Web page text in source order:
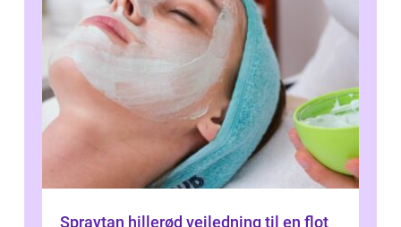
Spraytan hillerød vejledning til en flot